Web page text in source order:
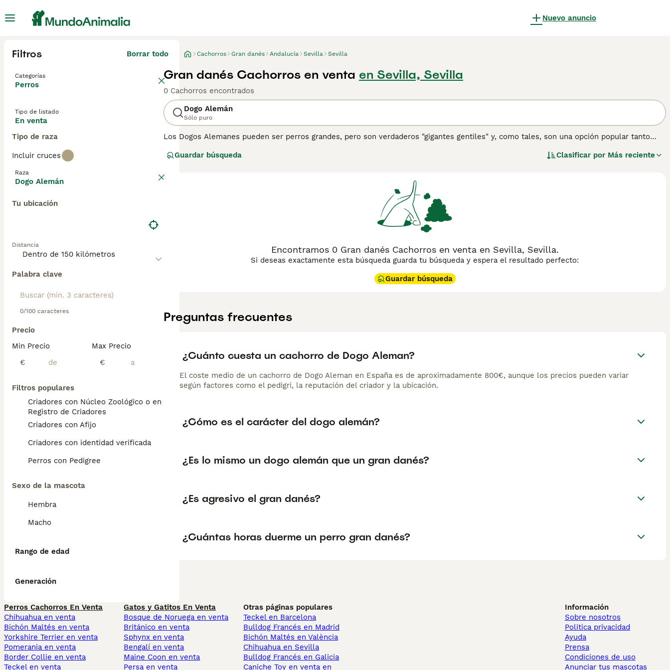
Nuevo anuncio
Filtros Borrar todo
Categorías
Perros
Tipo de listado
En venta
Tipo de raza
Incluir cruces
Raza
Dogo Alemán
Tu ubicación
Distancia
Palabra clave
0/100 caracteres
Precio
Min Precio
€
Max Precio
€
Filtros populares
Criadores con Núcleo Zoológico o en el
Registro de Criadores
Criadores con Afijo
Criadores con identidad verificada
Perros con Pedigree
Sexo de la mascota
Hembra
Macho
Rango de edad
Generación
Cachorros Gran danés Andalucía Sevilla Sevilla
Gran danés Cachorros en venta en Sevilla, Sevilla
0 Cachorros encontrados
Dogo Alemán
Sólo puro
Los Dogos Alemanes pueden ser perros grandes, pero son verdaderos "gigantes gentiles" y, como tales, son una opción popular tanto
juguetona y parecen tener afinidad con los niños de todas las edades. Su apego y lealtad hacia sus dueños coincide con la apariencia
para obtener información sobre esta raza de perro.
Guardar búsqueda Clasificar por Más reciente
Encontramos 0 Gran danés Cachorros en venta en Sevilla, Sevilla.
Si deseas exactamente esta búsqueda guarda tu búsqueda y espera el resultado perfecto:
Guardar búsqueda
Preguntas frecuentes
¿Cuánto cuesta un cachorro de Dogo Aleman?
El coste medio de un cachorro de Dogo Aleman en España es de aproximadamente 800€, aunque los precios pueden variar
según factores como el pedigrí, la reputación del criador y la ubicación.
¿Cómo es el carácter del dogo alemán?
¿Es lo mismo un dogo alemán que un gran danés?
¿Es agresivo el gran danés?
¿Cuántas horas duerme un perro gran danés?
Perros Cachorros En Venta
Chihuahua en venta
Bichón Maltés en venta
Yorkshire Terrier en venta
Pomerania en venta
Border Collie en venta
Teckel en venta
Gatos y Gatitos En Venta
Bosque de Noruega en venta
Británico en venta
Sphynx en venta
Bengalí en venta
Maine Coon en venta
Persa en venta
Otras páginas populares
Teckel en Barcelona
Bulldog Francés en Madrid
Bichón Maltés en València
Chihuahua en Sevilla
Bulldog Francés en Galicia
Caniche Toy en venta en
Información
Sobre nosotros
Politica privacidad
Ayuda
Prensa
Condiciones de uso
Anunciar tus mascotas